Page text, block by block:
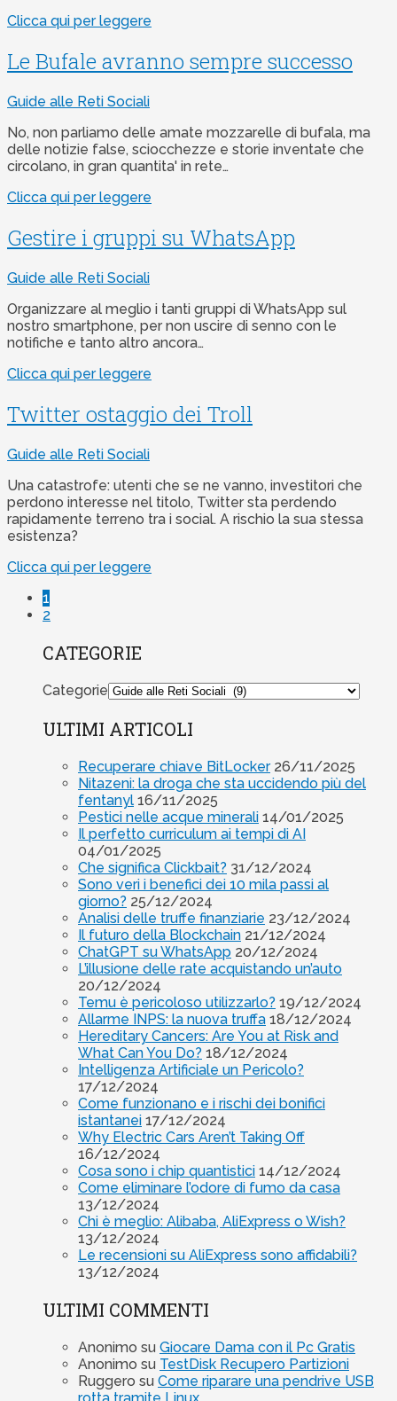
Clicca qui per leggere
Le Bufale avranno sempre successo
Guide alle Reti Sociali
No, non parliamo delle amate mozzarelle di bufala, ma
delle notizie false, sciocchezze e storie inventate che
circolano, in gran quantita' in rete…
Clicca qui per leggere
Gestire i gruppi su WhatsApp
Guide alle Reti Sociali
Organizzare al meglio i tanti gruppi di WhatsApp sul
nostro smartphone, per non uscire di senno con le
notifiche e tanto altro ancora…
Clicca qui per leggere
Twitter ostaggio dei Troll
Guide alle Reti Sociali
Una catastrofe: utenti che se ne vanno, investitori che
perdono interesse nel titolo, Twitter sta perdendo
rapidamente terreno tra i social. A rischio la sua stessa
esistenza?
Clicca qui per leggere
1
2
CATEGORIE
Categorie
ULTIMI ARTICOLI
Recuperare chiave BitLocker 26/11/2025
Nitazeni: la droga che sta uccidendo più del
fentanyl 16/11/2025
Pestici nelle acque minerali 14/01/2025
Il perfetto curriculum ai tempi di AI
04/01/2025
Che significa Clickbait? 31/12/2024
Sono veri i benefici dei 10 mila passi al
giorno? 25/12/2024
Analisi delle truffe finanziarie 23/12/2024
Il futuro della Blockchain 21/12/2024
ChatGPT su WhatsApp 20/12/2024
L’illusione delle rate acquistando un’auto
20/12/2024
Temu è pericoloso utilizzarlo? 19/12/2024
Allarme INPS: la nuova truffa 18/12/2024
Hereditary Cancers: Are You at Risk and
What Can You Do? 18/12/2024
Intelligenza Artificiale un Pericolo?
17/12/2024
Come funzionano e i rischi dei bonifici
istantanei 17/12/2024
Why Electric Cars Aren’t Taking Off
16/12/2024
Cosa sono i chip quantistici 14/12/2024
Come eliminare l’odore di fumo da casa
13/12/2024
Chi è meglio: Alibaba, AliExpress o Wish?
13/12/2024
Le recensioni su AliExpress sono affidabili?
13/12/2024
ULTIMI COMMENTI
Anonimo su Giocare Dama con il Pc Gratis
Anonimo su TestDisk Recupero Partizioni
Ruggero su Come riparare una pendrive USB